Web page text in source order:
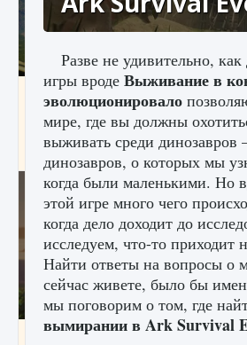
Как исправить ошибку Palworld
сохранение мира — Невозможно
сохранение данных мира»
9 августа 2024 2 511
Как заработать медали лиги
Разве не удивительно,
игры вроде Выживание в
эволюционировало
мире, где вы должны
выживать среди
динозавров, о которых мы
когда были маленькими. Но
этой игре много чего
когда дело доходит до
исследуем, что-то приходит
Найти ответы на вопросы о
сейчас живете, было бы
мы поговорим о том, где
вымирании в Ark Survival